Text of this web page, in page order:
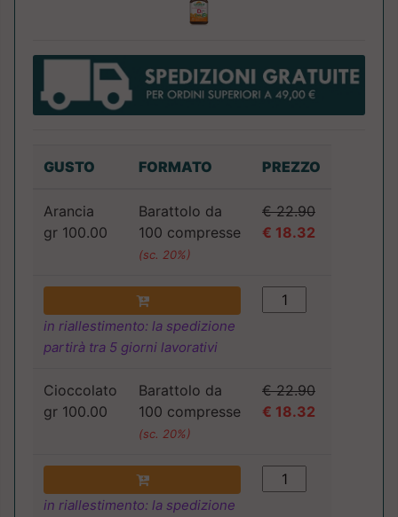
GUSTO FORMATO PREZZO
Arancia
gr 100.00
Barattolo da
100 compresse
(sc. 20%)
€ 22.90
€ 18.32
in riallestimento: la spedizione
partirà tra 5 giorni lavorativi
Cioccolato
gr 100.00
Barattolo da
100 compresse
(sc. 20%)
€ 22.90
€ 18.32
in riallestimento: la spedizione